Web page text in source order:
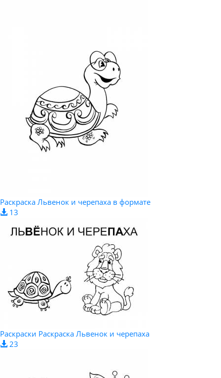
Раскраска Львенок и черепаха в формате
13
Раскраски Раскраска Львенок и черепаха
23